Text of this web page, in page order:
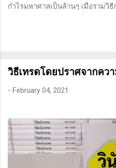
กำไรมหาศาลเป็นล้านๆ เมื่อรวมวิ
ในอนาคต การลงรายละเอียดในก
สามารถเข้าใจตลาดและรู้จักจังหว
วิธีการที่พิสูจน์แล้วว่าทำเงินได้จริง
ใช้ได้เมื่อตลาดมีการเปลี่ยนแปลง .
รอคอยและไม่รีบร้อนถือเป็นคุณส
อดทนช่วยให้คุณสามารถทนต่อควา
วิธีเทรดโดยปราศจากคว
- February 04, 2021